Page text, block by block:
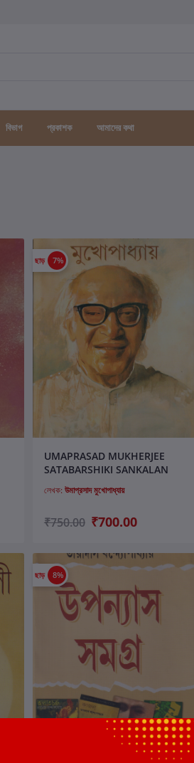
বিভাগ প্রকাশক আমাদের কথা
ছাড় 7%
কার্টে যোগ করুন
UMAPRASAD MUKHERJEE
SATABARSHIKI SANKALAN
লেখক: উমাপ্রসাদ মুখোপাধ্যায়
₹750.00 ₹700.00
ছাড় 8%